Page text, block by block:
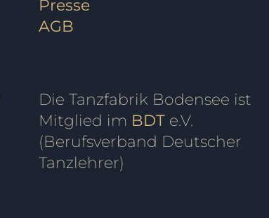
Presse
AGB
Die Tanzfabrik Bodensee ist
Mitglied im BDT e.V.
(Berufsverband Deutscher
Tanzlehrer)